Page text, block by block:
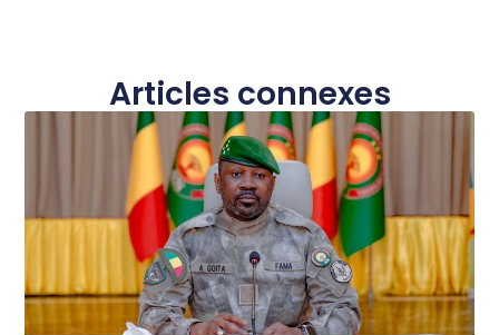
Articles connexes